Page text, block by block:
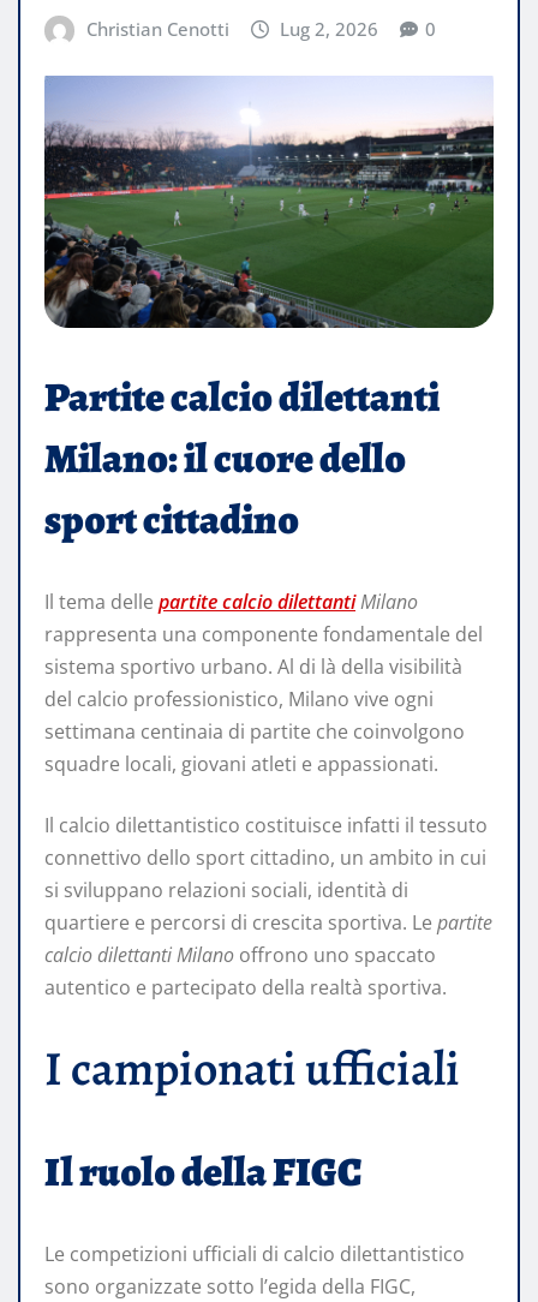
Christian Cenotti Lug 2, 2026 0
Partite calcio dilettanti
Milano: il cuore dello
sport cittadino
Il tema delle partite calcio dilettantiMilano
rappresenta una componente fondamentale del
sistema sportivo urbano. Al di là della visibilità
del calcio professionistico, Milano vive ogni
settimana centinaia di partite che coinvolgono
squadre locali, giovani atleti e appassionati.
Il calcio dilettantistico costituisce infatti il tessuto
connettivo dello sport cittadino, un ambito in cui
si sviluppano relazioni sociali, identità di
quartiere e percorsi di crescita sportiva. Le partite
calcio dilettanti Milano offrono uno spaccato
autentico e partecipato della realtà sportiva.
I campionati ufficiali
Il ruolo della FIGC
Le competizioni ufficiali di calcio dilettantistico
sono organizzate sotto l’egida della FIGC,